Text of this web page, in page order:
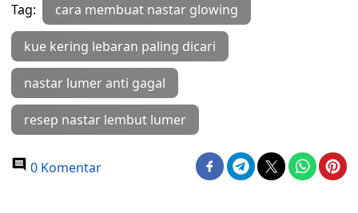
Tag: cara membuat nastar glowing
kue kering lebaran paling dicari
nastar lumer anti gagal
resep nastar lembut lumer
0 Komentar